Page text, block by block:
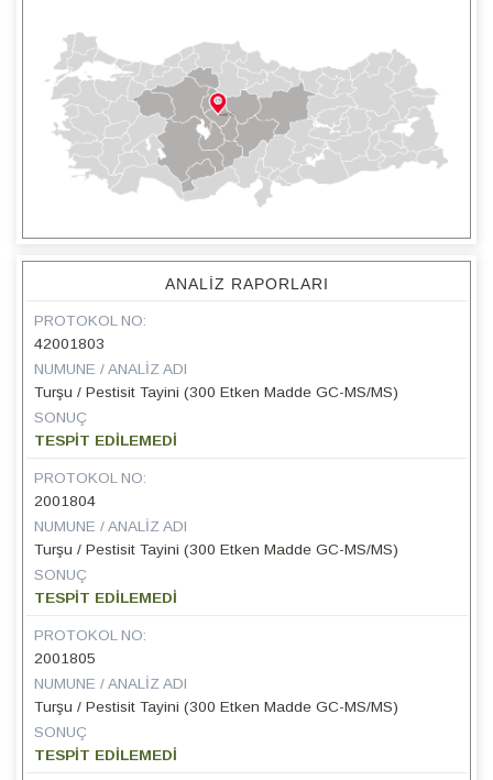
ANALIZ RAPORLARI
PROTOKOL NO:
42001803
NUMUNE / ANALIZ ADI
Turşu / Pestisit Tayini (300 Etken Madde GC-MS/MS)
SONUÇ
TESPİT EDİLEMEDİ
PROTOKOL NO:
2001804
NUMUNE / ANALIZ ADI
Turşu / Pestisit Tayini (300 Etken Madde GC-MS/MS)
SONUÇ
TESPİT EDİLEMEDİ
PROTOKOL NO:
2001805
NUMUNE / ANALIZ ADI
Turşu / Pestisit Tayini (300 Etken Madde GC-MS/MS)
SONUÇ
TESPİT EDİLEMEDİ